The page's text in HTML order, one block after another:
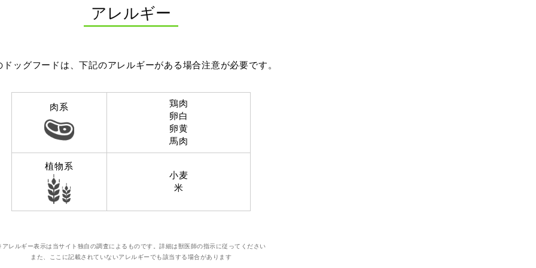
アレルギー
ドッグフードは、下記のアレルギーがある場合注意が必要です。
肉系
鶏肉
卵白
卵黄
馬肉
植物系
小麦
米
レルギー表示は当サイト独自の調査によるものです。詳細は獣医師の指示に従ってください
また、ここに記載されていないアレルギーでも該当する場合があります